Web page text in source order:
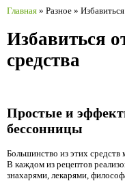
Главная » Разное »
Избавиться
средства
Простые и
бессонницы
Большинство из этих
В каждом из рецептов
знахарями, лекарями,